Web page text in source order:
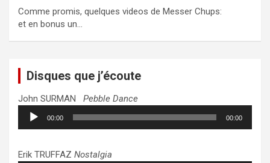
Comme promis, quelques videos de Messer Chups:
et en bonus un…
Disques que j’écoute
John SURMAN Pebble Dance
Lecteur
audio
00:00 00:00
Erik TRUFFAZ Nostalgia